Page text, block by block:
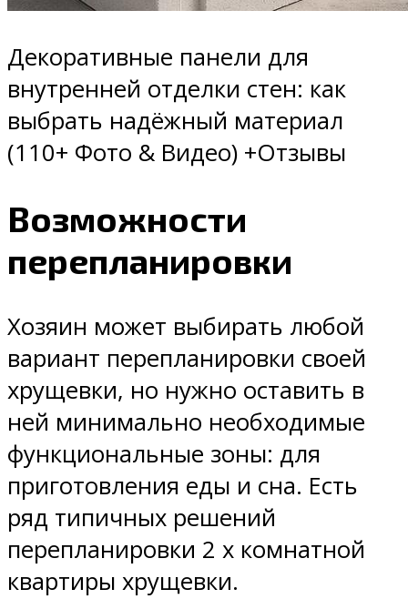
Декоративные панели для
внутренней отделки стен: как
выбрать надёжный материал
(110+ Фото & Видео) +Отзывы
Возможности
перепланировки
Хозяин может выбирать любой
вариант перепланировки своей
хрущевки, но нужно оставить в
ней минимально необходимые
функциональные зоны: для
приготовления еды и сна. Есть
ряд типичных решений
перепланировки 2 х комнатной
квартиры хрущевки.